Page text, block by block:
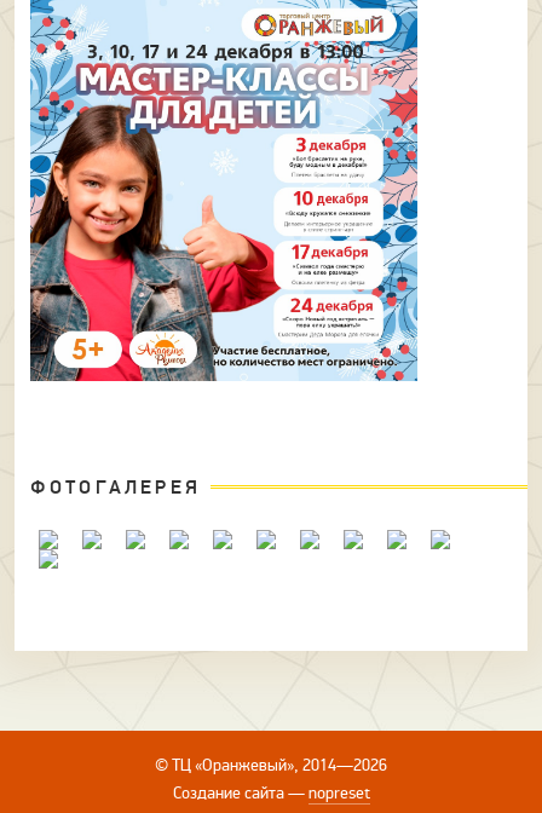
ФОТОГАЛЕРЕЯ
© ТЦ «Оранжевый», 2014—2026
Создание сайта—nopreset